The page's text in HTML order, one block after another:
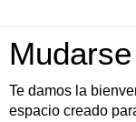
Te damos la
espacio creado